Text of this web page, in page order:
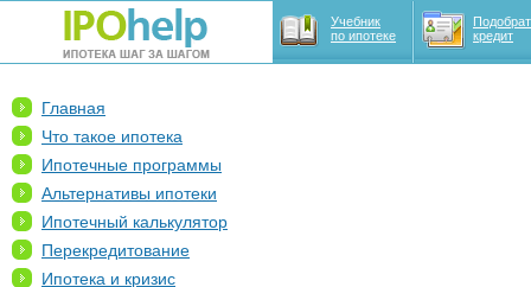
Учебник
по ипотеке
кредит
Главная
Что такое ипотека
Ипотечные программы
Альтернативы ипотеки
Ипотечный калькулятор
Перекредитование
Ипотека и кризис